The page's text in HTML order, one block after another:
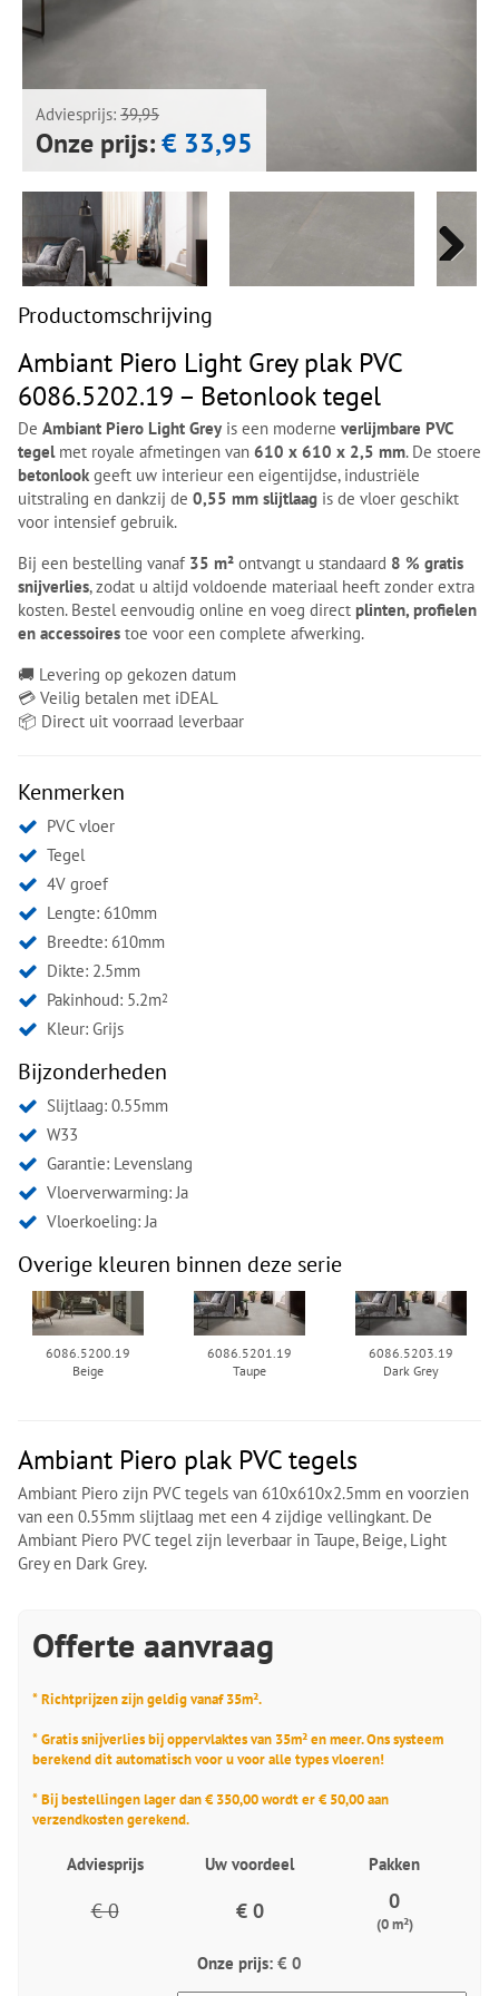
Adviesprijs: 39,95
Onze prijs:€ 33,95
Next
Next
Productomschrijving
Ambiant Piero Light Grey plak PVC
6086.5202.19 – Betonlook tegel
De Ambiant Piero Light Grey is een moderne verlijmbare PVC
tegelmet royale afmetingen van 610 x 610 x 2,5 mm. De stoere
betonlook geeft uw interieur een eigentijdse, industriële
uitstraling en dankzij de 0,55 mm slijtlaag is de vloer geschikt
voor intensief gebruik.
Bij een bestelling vanaf 35 m² ontvangt u standaard 8 % gratis
snijverlies, zodat u altijd voldoende materiaal heeft zonder extra
kosten. Bestel eenvoudig online en voeg direct plinten, profielen
en accessoires toe voor een complete afwerking.
🚚 Levering op gekozen datum
💳 Veilig betalen met iDEAL
📦 Direct uit voorraad leverbaar
Kenmerken
PVC vloer
Tegel
4V groef
Lengte: 610mm
Breedte: 610mm
Dikte: 2.5mm
Pakinhoud: 5.2m2
Kleur: Grijs
Bijzonderheden
Slijtlaag: 0.55mm
W33
Garantie: Levenslang
Vloerverwarming: Ja
Vloerkoeling: Ja
Overige kleuren binnen deze serie
6086.5200.19
Beige
6086.5201.19
Taupe
6086.5203.19
Dark Grey
Ambiant Piero plak PVC tegels
Ambiant Piero zijn PVC tegels van 610x610x2.5mm en voorzien
van een 0.55mm slijtlaag met een 4 zijdige vellingkant. De
Ambiant Piero PVC tegel zijn leverbaar in Taupe, Beige, Light
Grey en Dark Grey.
Offerte aanvraag
* Richtprijzen zijn geldig vanaf 35m².
* Gratis snijverlies bij oppervlaktes van 35m² en meer. Ons systeem
berekend dit automatisch voor u voor alle types vloeren!
* Bij bestellingen lager dan € 350,00 wordt er € 50,00 aan
verzendkosten gerekend.
Adviesprijs Uw voordeel Pakken
€ 0 € 0 0
(0 m²)
Onze prijs: € 0